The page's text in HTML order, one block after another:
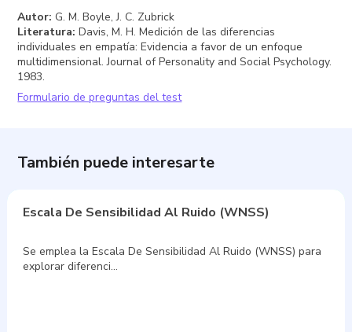
Autor: G. M. Boyle, J. C. Zubrick
Literatura: Davis, M. H. Medición de las diferencias
individuales en empatía: Evidencia a favor de un enfoque
multidimensional. Journal of Personality and Social Psychology.
1983.
Formulario de preguntas del test
También puede interesarte
Escala De Sensibilidad Al Ruido (WNSS)
Se emplea la Escala De Sensibilidad Al Ruido (WNSS) para
explorar diferenci…